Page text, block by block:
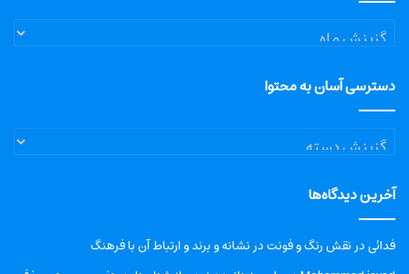
آرشیو
دسترسی آسان به محتوا
دسترسی
آسان
محتوا
آخرین دیدگاه‌ها
فدائیدرنقش رنگ و فونت در نشانه و برند و ارتباط آن با فرهنگ